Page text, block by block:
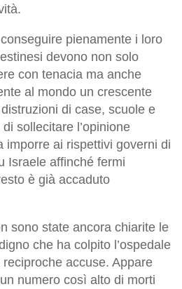
pienamente i loro
devono non solo
con tenacia ma anche
al mondo un crescente
di case, scuole e
sollecitare l’opinione
imporre ai rispettivi governi di
Israele affinché fermi
è già accaduto
sono state ancora chiarite le
che ha colpito l’ospedale
accuse. Appare
numero così alto di morti